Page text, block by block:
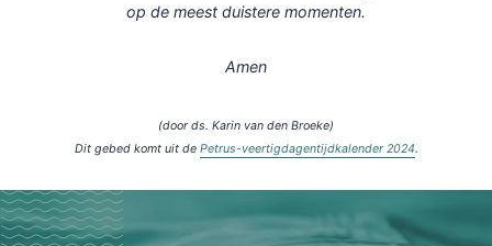
op de meest duistere momenten.
Amen
(door ds. Karin van den Broeke)
Dit gebed komt uit de Petrus-veertigdagentijdkalender 2024.